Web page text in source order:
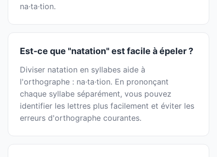
na·ta·tion.
Est-ce que "natation" est facile à épeler ?
Diviser natation en syllabes aide à
l'orthographe : na·ta·tion. En prononçant
chaque syllabe séparément, vous pouvez
identifier les lettres plus facilement et éviter les
erreurs d'orthographe courantes.